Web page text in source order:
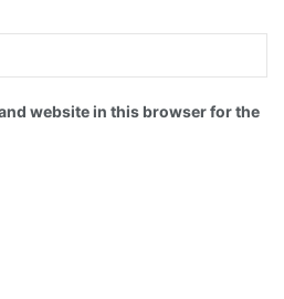
website in this browser for the